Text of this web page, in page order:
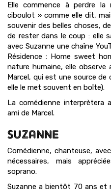
Elle commence à perdre
ciboulot » comme elle dit,
souvenir des belles choses,
de rester dans le coup : elle
avec Suzanne une chaîne
Résidence : Home sweet
nature humaine, elle
Marcel, qui est une source
elle le met souvent en boîte).
La comédienne interprètera
ami de Marcel.
SUZANNE
Comédienne, chanteuse,
nécessaires, mais
soprano.
Suzanne a bientôt 70 ans et